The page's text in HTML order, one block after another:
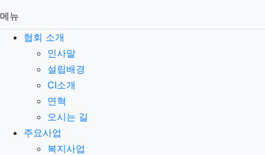
메뉴
협회 소개
인사말
설립배경
CI소개
연혁
오시는 길
주요사업
복지사업